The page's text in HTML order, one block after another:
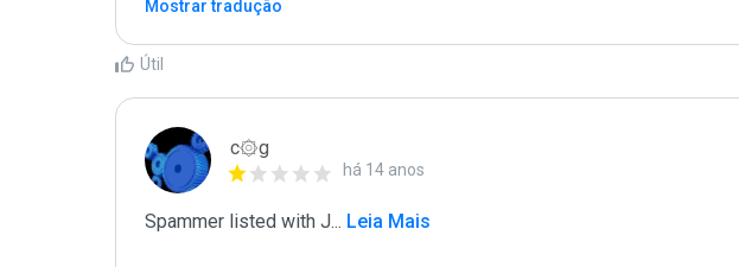
Mostrar tradução
Útil
c۞g
há 14 anos
Spammer listed with J... Leia Mais